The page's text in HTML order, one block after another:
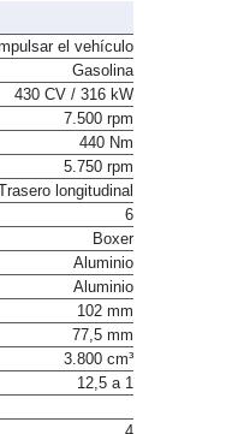
Impulsar el vehículo
Gasolina
430 CV / 316 kW
7.500 rpm
440 Nm
5.750 rpm
Trasero longitudinal
6
Boxer
Aluminio
Aluminio
102 mm
77,5 mm
3.800 cm³